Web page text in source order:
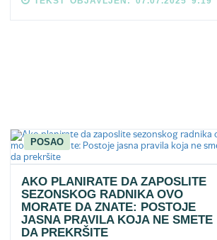
POSAO
AKO PLANIRATE DA ZAPOSLITE
SEZONSKOG RADNIKA OVO
MORATE DA ZNATE: POSTOJE
JASNA PRAVILA KOJA NE SMETE
DA PREKRŠITE